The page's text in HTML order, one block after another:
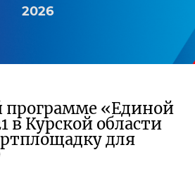
2026
программе «Единой
в Курской области
для